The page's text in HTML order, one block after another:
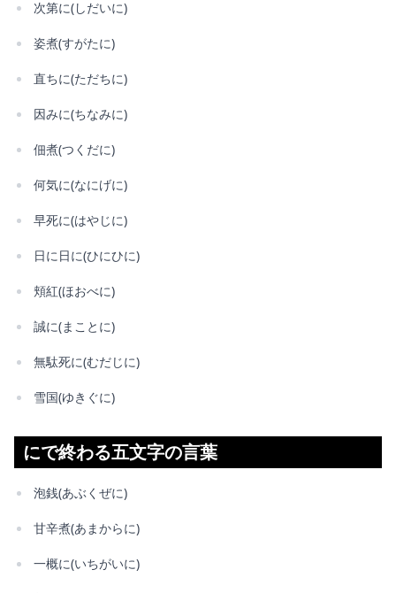
次第に(しだいに)
姿煮(すがたに)
直ちに(ただちに)
因みに(ちなみに)
佃煮(つくだに)
何気に(なにげに)
早死に(はやじに)
日に日に(ひにひに)
頬紅(ほおべに)
誠に(まことに)
無駄死に(むだじに)
雪国(ゆきぐに)
にで終わる五文字の言葉
泡銭(あぶくぜに)
甘辛煮(あまからに)
一概に(いちがいに)